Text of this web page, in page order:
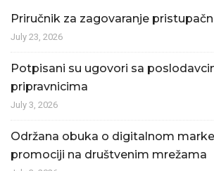
Priručnik za zagovaranje
July 23, 2026
Potpisani su ugovori sa
pripravnicima
July 3, 2026
Održana obuka o digitalnom
promociji na društvenim mrežama